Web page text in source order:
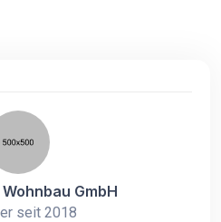
GmbH
seit 2018